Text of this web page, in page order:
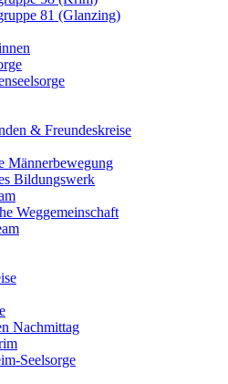
81 (Glanzing)
& Freundeskreise
Männerbewegung
Bildungswerk
Weggemeinschaft
Nachmittag
Seelsorge